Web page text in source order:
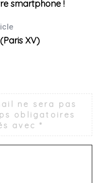
smartphone !
XV)
ne sera pas
obligatoires
avec*